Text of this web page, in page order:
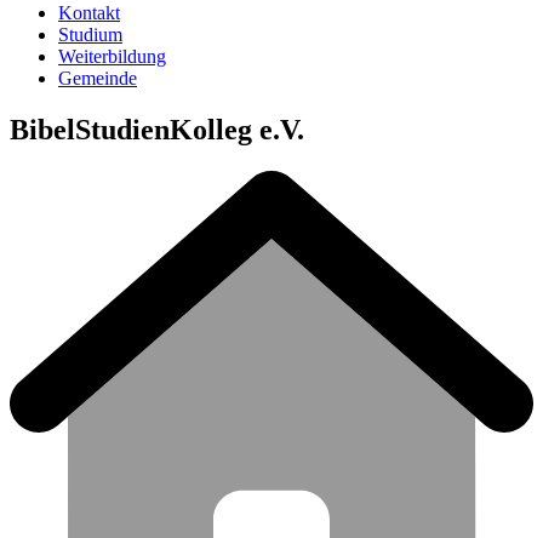
Kontakt
Studium
Weiterbildung
Gemeinde
BibelStudienKolleg e.V.